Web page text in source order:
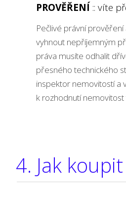
PROVĚŘENÍ :: víte
Pečlivé právní
vyhnout nepříjemným
práva musíte odhalit
přesného technického
inspektor nemovitostí a
k rozhodnutí
4. Jak koupit